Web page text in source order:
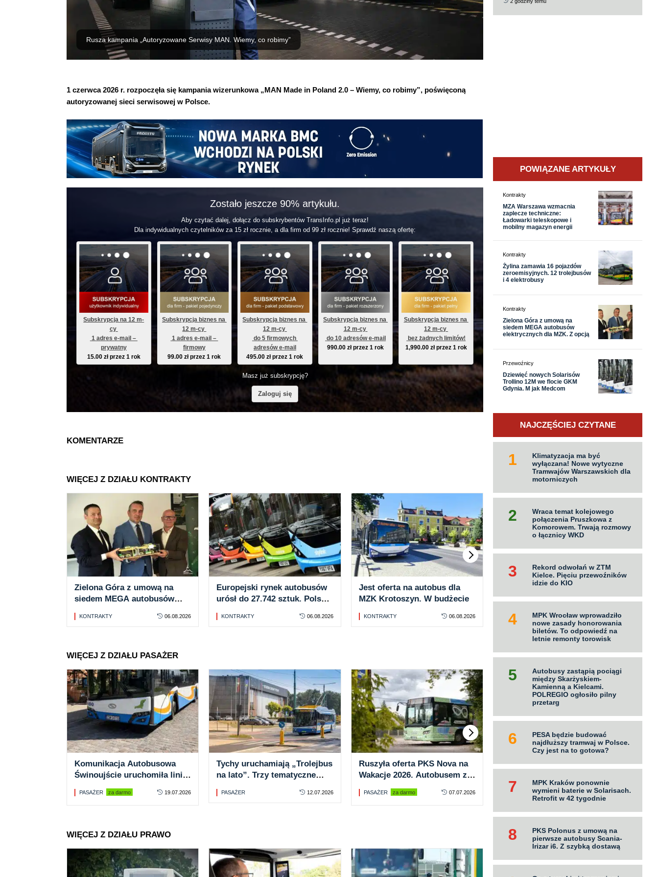
Rusza kampania „Autoryzowane Serwisy MAN. Wiemy, co robimy”
1 czerwca 2026 r. rozpoczęła się kampania wizerunkowa „MAN Made in Poland 2.0 – Wiemy, co robimy”, poświęconą
autoryzowanej sieci serwisowej w Polsce.
Zostało jeszcze 90% artykułu.
Aby czytać dalej, dołącz do subskrybentów TransInfo.pl już teraz!
Dla indywidualnych czytelników za 15 zł rocznie, a dla firm od 99 zł rocznie! Sprawdź naszą ofertę:
Subskrypcja na 12 m-
cy
prywatny
15.00 zł przez 1 rok
Subskrypcja biznes na
12 m-cy
1 adres e-mail –
firmowy
99.00zł przez 1 rok
Subskrypcja biznes na
12 m-cy
adresów e-mail
495.00zł przez 1 rok
Subskrypcja biznes na
12 m-cy
do 10 adresów e-mail
990.00zł przez 1 rok
Subskrypcja biznes na
12 m-cy
bez żadnych limitów!
1,990.00 zł przez 1 rok
Masz już subskrypcję?
Zaloguj się
KOMENTARZE
WIĘCEJ Z DZIAŁU KONTRAKTY
Zielona Góra z umową na
siedem MEGA autobusów
opcją
KONTRAKTY 06.08.2026
Europejski rynek autobusów
urósł do 27.742 sztuk. Polska
KONTRAKTY 06.08.2026
Jest oferta na autobus dla
MZK Krotoszyn. W budżecie
KONTRAKTY 06.08.2026
MZA Warszawa ma firmę,
która wdroży e-TOLL
KONTRAKTY 06.08.2026
WIĘCEJ Z DZIAŁU PASAŻER
Komunikacja Autobusowa
Świnoujście uruchomiła linię
13. Z promu na promenadę
PASAŻER za darmo 19.07.2026
Tychy uruchamiają „Trolejbus
na lato”. Trzy tematyczne
PASAŻER 12.07.2026
Ruszyła oferta PKS Nova na
Wakacje 2026. Autobusem za
20 zł dziennie. Hop on – hop
off
PASAŻER za darmo 07.07.2026
PKS Słupsk uruchomił
Autobusem na plażę nawet co
pół godziny
PASAŻER za darmo 29.06.2026
WIĘCEJ Z DZIAŁU PRAWO
POWIĄZANE ARTYKUŁY
Kontrakty
MZA Warszawa wzmacnia
zaplecze techniczne:
Ładowarki teleskopowe i
mobilny magazyn energii
Kontrakty
Żylina zamawia 16 pojazdów
zeroemisyjnych. 12 trolejbusów
i 4 elektrobusy
Kontrakty
Zielona Góra z umową na
siedem MEGA autobusów
elektrycznych dla MZK. Z opcją
Przewoźnicy
Dziewięć nowych Solarisów
Trollino 12M we flocie GKM
Gdynia. M jak Medcom
NAJCZĘŚCIEJ CZYTANE
Klimatyzacja ma być
wyłączana! Nowe wytyczne
Tramwajów Warszawskich dla
motorniczych
Wraca temat kolejowego
połączenia Pruszkowa z
Komorowem. Trwają rozmowy
o łącznicy WKD
Rekord odwołań w ZTM
Kielce. Pięciu przewoźników
idzie do KIO
MPK Wrocław wprowadziło
nowe zasady honorowania
biletów. To odpowiedź na
letnie remonty torowisk
Autobusy zastąpią pociągi
między Skarżyskiem-
Kamienną a Kielcami.
POLREGIO ogłosiło pilny
przetarg
PESA będzie budować
najdłuższy tramwaj w Polsce.
Czy jest na to gotowa?
MPK Kraków ponownie
wymieni baterie w Solarisach.
Retrofit w 42 tygodnie
PKS Polonus z umową na
pierwsze autobusy Scania-
Irizar i6. Z szybką dostawą